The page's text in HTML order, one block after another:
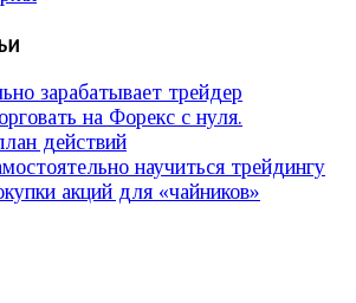
зарабатывает трейдер
на Форекс с нуля.
действий
научиться трейдингу
акций для «чайников»